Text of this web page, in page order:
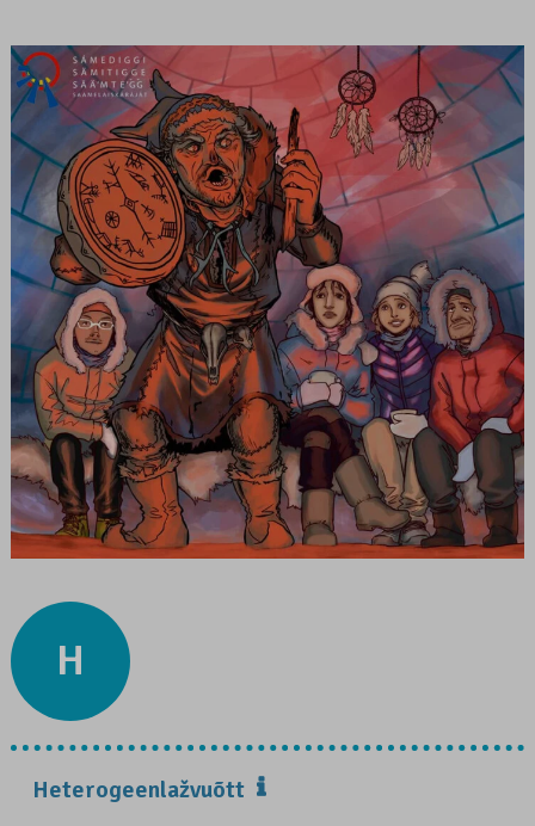
H
Heterogeenlažvuõtt